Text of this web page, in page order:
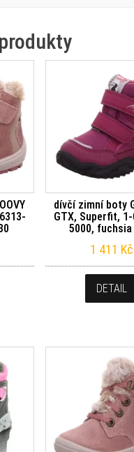
dívčí zimní boty
GTX, Superfit,
5000, fuchsia
1 411 Kč
DETAIL